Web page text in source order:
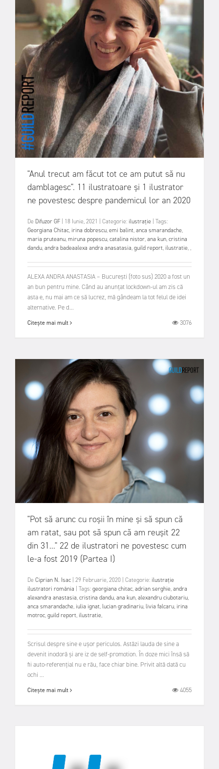
"Anul trecut am făcut tot ce am putut să nu
damblagesc". 11 ilustratoare și 1 ilustrator
ne povestesc despre pandemicul lor an 2020
De Difuzor GF 18 Iunie, 2021 Categorie: ilustrație
Tags:
Georgiana Chitac, irina dobrescu,emi balint,anca smarandache,
maria pruteanu,miruna popescu,catalina nistor,ana kun,cristina
dandu,andra badeaalexa andra anasatasia,guild report, ilustratie,,
ALEXA ANDRA ANASTASIA – București (foto sus) 2020 a fost un
an bun pentru mine. Când au anunțat lockdown-ul am zis că
asta e, nu mai am ce să lucrez, mă gândeam la tot felul de idei
alternative. Pe d...
Citește mai mult 3076
"Pot să arunc cu roșii în mine și să spun că
am ratat, sau pot să spun că am reușit 22
din 31..." 22 de ilustratori ne povestesc cum
le-a fost 2019 (Partea I)
De Ciprian N. Isac 29 Februarie, 2020 Categorie: ilustrație
ilustratori românia
Tags:georgiana chitac,adrian serghie,andra
alexandra anastasia,cristina dandu,ana kun,alexandru ciubotariu,
anca smarandache, iulia ignat,lucian gradinariu,livia falcaru, irina
motroc,guild report, ilustratie,
Scrisul despre sine e ușor periculos. Astăzi lauda de sine a
devenit inodoră și are iz de self-promotion. În doze mici însă să
fii auto-referențial nu e rău, face chiar bine. Privit altă dată cu
ochi ...
Citește mai mult 4055